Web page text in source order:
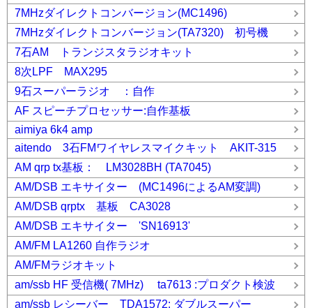
7MHzダイレクトコンバージョン(MC1496)
7MHzダイレクトコンバージョン(TA7320) 初号機
7石AM トランジスタラジオキット
8次LPF MAX295
9石スーパーラジオ ：自作
AF スピーチプロセッサー:自作基板
aimiya 6k4 amp
aitendo 3石FMワイヤレスマイクキット AKIT-315
AM qrp tx基板： LM3028BH (TA7045)
AM/DSB エキサイター (MC1496によるAM変調)
AM/DSB qrptx 基板 CA3028
AM/DSB エキサイター 'SN16913'
AM/FM LA1260 自作ラジオ
AM/FMラジオキット
am/ssb HF 受信機( 7MHz) ta7613 :プロダクト検波
am/ssb レシーバー TDA1572: ダブルスーパー